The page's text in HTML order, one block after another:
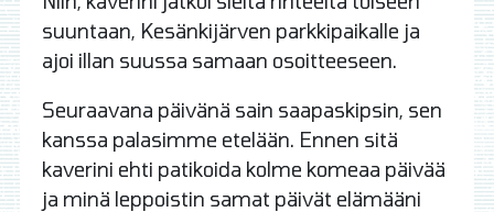
suuntaan, Kesänkijärven parkkipaikalle ja
ajoi illan suussa samaan osoitteeseen.
Seuraavana päivänä sain saapaskipsin, sen
kanssa palasimme etelään. Ennen sitä
kaverini ehti patikoida kolme komeaa päivää
ja minä leppoistin samat päivät elämääni